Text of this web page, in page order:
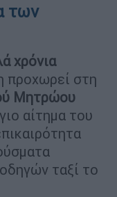
των
χρόνια
προχωρεί στη
Μητρώου
αίτημα του
ταξί το